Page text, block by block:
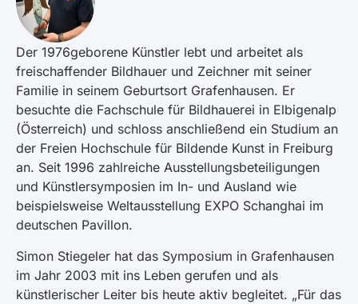
Der 1976geborene Künstler lebt und arbeitet als
freischaffender Bildhauer und Zeichner mit seiner
Familie in seinem Geburtsort Grafenhausen. Er
besuchte die Fachschule für Bildhauerei in Elbigenalp
(Österreich) und schloss anschließend ein Studium an
der Freien Hochschule für Bildende Kunst in Freiburg
an. Seit 1996 zahlreiche Ausstellungsbeteiligungen
und Künstlersymposien im In- und Ausland wie
beispielsweise Weltausstellung EXPO Schanghai im
deutschen Pavillon.
Simon Stiegeler hat das Symposium in Grafenhausen
im Jahr 2003 mit ins Leben gerufen und als
künstlerischer Leiter bis heute aktiv begleitet. „Für das